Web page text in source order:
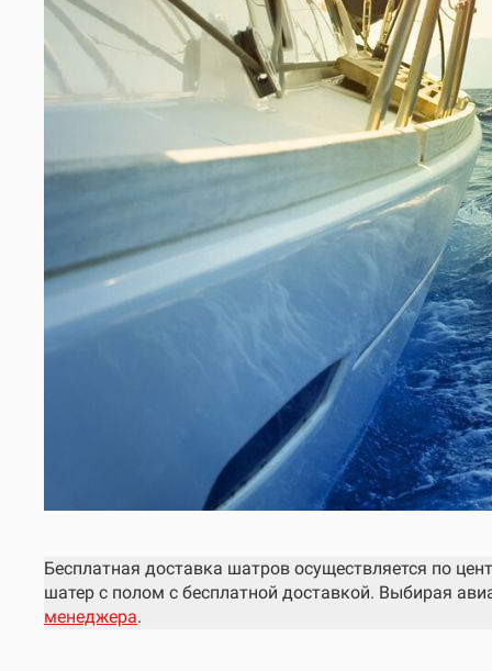
Бесплатная доставка шатров осуществляется по
шатер с полом с бесплатной доставкой. Выбирая
менеджера.